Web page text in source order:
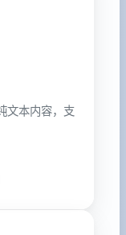
文本内容，支